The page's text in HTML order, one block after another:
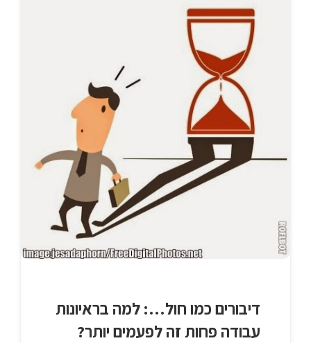
דיבורים כמו חול…: למה בראיונות
עבודה פחות זה לפעמים יותר?